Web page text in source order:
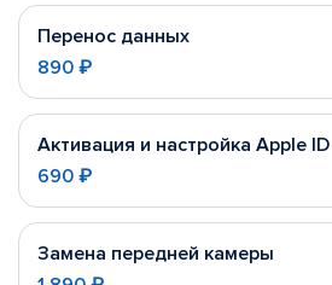
Перенос данных
890 ₽
Активация и настройка Apple ID
690 ₽
Замена передней камеры